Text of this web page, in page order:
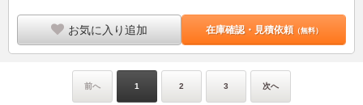
お気に入り追加 在庫確認・見積依頼（無料）
前へ 1 2 3 次へ